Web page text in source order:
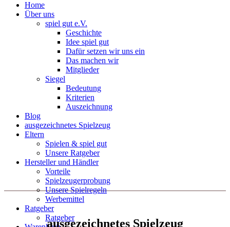
Home
Über uns
spiel gut e.V.
Geschichte
Idee spiel gut
Dafür setzen wir uns ein
Das machen wir
Mitglieder
Siegel
Bedeutung
Kriterien
Auszeichnung
Blog
ausgezeichnetes Spielzeug
Eltern
Spielen & spiel gut
Unsere Ratgeber
Hersteller und Händler
Vorteile
Spielzeugerprobung
Unsere Spielregeln
Werbemittel
Ratgeber
Ratgeber
ausgezeichnetes Spielzeug